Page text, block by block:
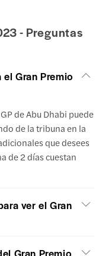
- Preguntas
Gran Premio
de Abu Dhabi puede
de la tribuna en la
que desees
de 2 días cuestan
ver el Gran